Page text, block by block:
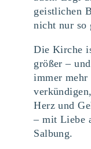
geistlichen
nicht nur so
Die Kirche
größer –
immer mehr
Herz und
– mit Liebe
Salbung.